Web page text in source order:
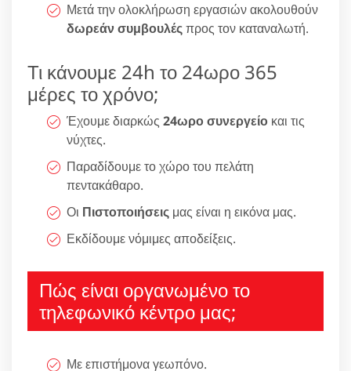
Μετά την ολοκλήρωση εργασιών ακολουθούν
δωρεάν συμβουλέςπρος τον καταναλωτή.
Τι κάνουμε 24h το 24ωρο 365
μέρες το χρόνο;
Έχουμε διαρκώς 24ωρο συνεργείο και τις
νύχτες.
Παραδίδουμε το χώρο του πελάτη
πεντακάθαρο.
Οι Πιστοποιήσεις μας είναι η εικόνα μας.
Εκδίδουμε νόμιμες αποδείξεις.
Πώς είναι οργανωμένο το
τηλεφωνικό κέντρο μας;
Με επιστήμονα γεωπόνο.